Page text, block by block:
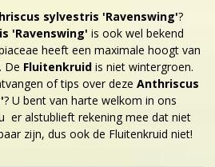
sylvestris 'Ravenswing'?
'Ravenswing' is ook wel bekend
heeft een maximale hoogt van
De Fluitenkruid is niet wintergroen.
of tips over deze Anthriscus
? U bent van harte welkom in ons
er alstublieft rekening mee dat niet
zijn, dus ook de Fluitenkruid niet!